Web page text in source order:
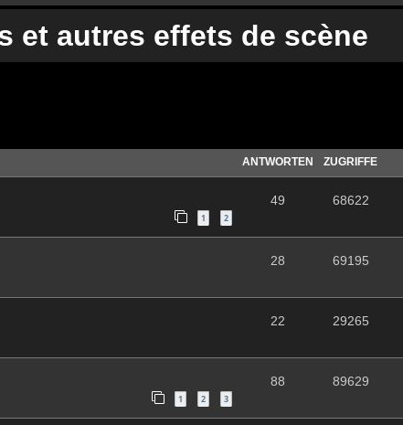
et autres effets de scène
ANTWORTEN ZUGRIFFE
1 2
49 68622
28 69195
22 29265
1 2 3
88 89629